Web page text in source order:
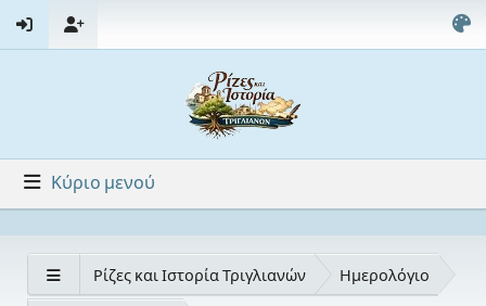
Κύριο μενού
Ρίζες και Ιστορία Τριγλιανών Ημερολόγιο